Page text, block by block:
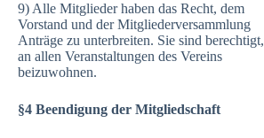
9) Alle Mitglieder haben das Recht, dem
Vorstand und der Mitgliederversammlung
Anträge zu unterbreiten. Sie sind berechtigt,
an allen Veranstaltungen des Vereins
beizuwohnen.
§4 Beendigung der Mitgliedschaft